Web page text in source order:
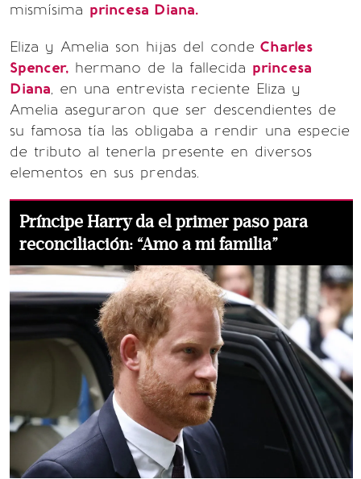
mismísima princesa Diana.
Eliza y Amelia son hijas del conde Charles
Spencer, hermano de la fallecida princesa
Diana, en una entrevista reciente Eliza y
Amelia aseguraron que ser descendientes de
su famosa tía las obligaba a rendir una especie
de tributo al tenerla presente en diversos
elementos en sus prendas.
Príncipe Harry da el primer paso para
reconciliación: “Amo a mi familia”